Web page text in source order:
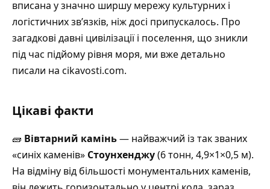
вписана у значно ширшу мережу культурних і
логістичних зв’язків, ніж досі припускалось. Про
загадкові давні цивілізації і поселення, що зникли
під час підйому рівня моря, ми вже детально
писали на cikavosti.com.
Цікаві факти
🧱 Вівтарний камінь— найважчий із так званих
«синіх каменів» Стоунхенджу(6 тонн, 4,9×1×0,5 м).
На відміну від більшості монументальних каменів,